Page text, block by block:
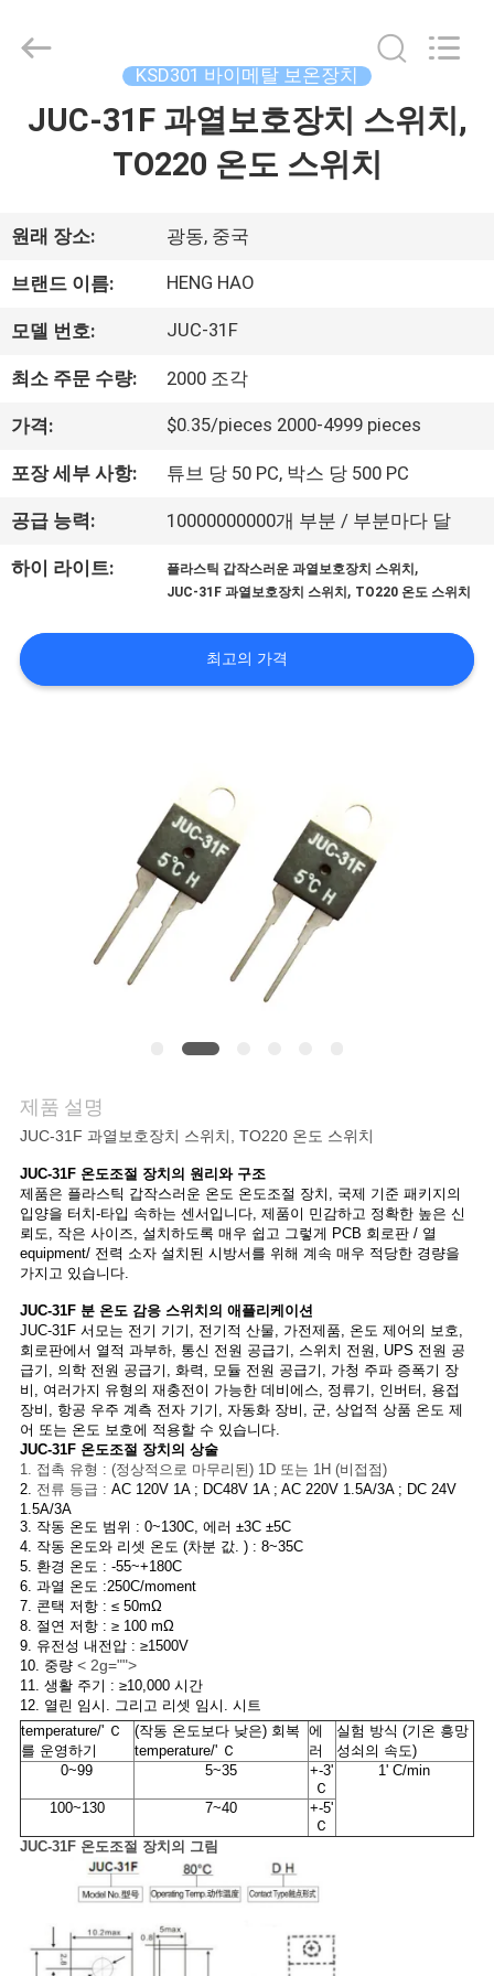
홈
품
소
개
쇼
회
사
개
연
락
처
뉴
스
모
든
케
이
스
사
이
PRIVACY
POLICY
2025
KSD301 바이메탈 보온장치
JUC-31F 과열보호장치 스위치,
TO220 온도 스위치
원래 장소: 광동, 중국
브랜드 이름: HENG HAO
모델 번호: JUC-31F
최소 주문 수량: 2000 조각
가격: $0.35/pieces 2000-4999 pieces
포장 세부 사항: 튜브 당 50 PC, 박스 당 500 PC
공급 능력: 10000000000개 부분 / 부분마다 달
하이 라이트: 플라스틱 갑작스러운 과열보호장치 스위치 ,
JUC-31F 과열보호장치 스위치 , TO220 온도 스위치
최고의 가격
제품 설명
JUC-31F 과열보호장치 스위치, TO220 온도 스위치
JUC-31F 온도조절 장치의 원리와 구조
제품은 플라스틱 갑작스러운 온도 온도조절 장치, 국제 기준 패키지의
입양을 터치-타입 속하는 센서입니다, 제품이 민감하고 정확한 높은 신
뢰도, 작은 사이즈, 설치하도록 매우 쉽고 그렇게 PCB 회로판 / 열
equipment/ 전력 소자 설치된 시방서를 위해 계속 매우 적당한 경량을
가지고 있습니다.
JUC-31F 분 온도 감응 스위치의 애플리케이션
JUC-31F 서모는 전기 기기, 전기적 산물, 가전제품, 온도 제어의 보호,
회로판에서 열적 과부하, 통신 전원 공급기, 스위치 전원, UPS 전원 공
급기, 의학 전원 공급기, 화력, 모듈 전원 공급기, 가청 주파 증폭기 장
비, 여러가지 유형의 재충전이 가능한 데비에스, 정류기, 인버터, 용접
장비, 항공 우주 계측 전자 기기, 자동화 장비, 군, 상업적 상품 온도 제
어 또는 온도 보호에 적용할 수 있습니다.
JUC-31F 온도조절 장치의 상술
1. 접촉 유형 : (정상적으로 마무리된) 1D 또는 1H (비접점)
2. 전류 등급 : AC 120V 1A ; DC48V 1A ; AC 220V 1.5A/3A ; DC 24V
1.5A/3A
3. 작동 온도 범위 : 0~130C, 에러 ±3C ±5C
4. 작동 온도와 리셋 온도 (차분 값. ) : 8~35C
5. 환경 온도 : -55~+180C
6. 과열 온도 :250C/moment
7. 콘택 저항 : ≤ 50mΩ
8. 절연 저항 : ≥ 100 mΩ
9. 유전성 내전압 : ≥1500V
10. 중량< 2g="">
11. 생활 주기 : ≥10,000 시간
12. 열린 임시. 그리고 리셋 임시. 시트
temperature/' Ｃ
를 운영하기
(작동 온도보다 낮은) 회복
temperature/' Ｃ
에
러
실험 방식 (기온 흥망
성쇠의 속도)
0~99
5~35
+-3'
Ｃ
1' C/min
100~130 7~40
+-5'
Ｃ
JUC-31F 온도조절 장치의 그림